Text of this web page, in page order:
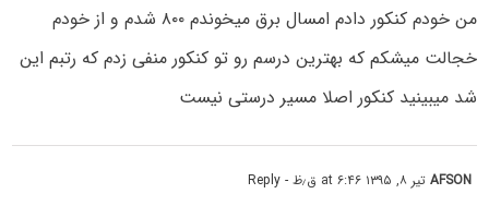
من خودم کنکور دادم امسال برق میخوندم ۸۰۰ شدم و از خودم
خجالت میشکم که بهترین درسم رو تو کنکور منفی زدم که رتبم این
شد میبینید کنکور اصلا مسیر درستی نیست
AFSONتیر ۸, ۱۳۹۵ at ۶:۴۶ ق٫ظ - Reply